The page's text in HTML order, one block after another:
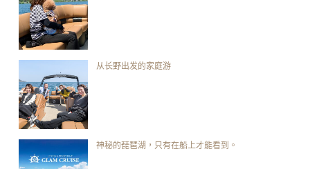
从长野出发的家庭游
神秘的琵琶湖，只有在船上才能看到。